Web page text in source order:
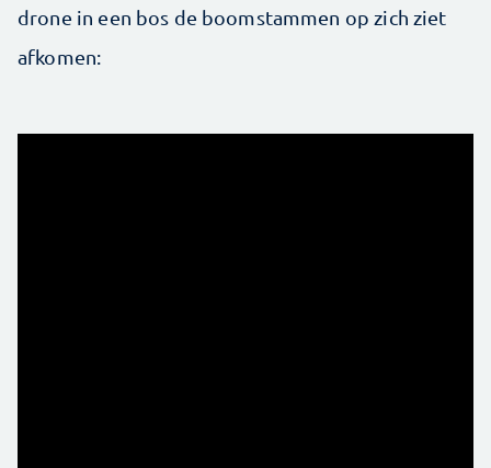
drone in een bos de boomstammen op zich ziet
afkomen: